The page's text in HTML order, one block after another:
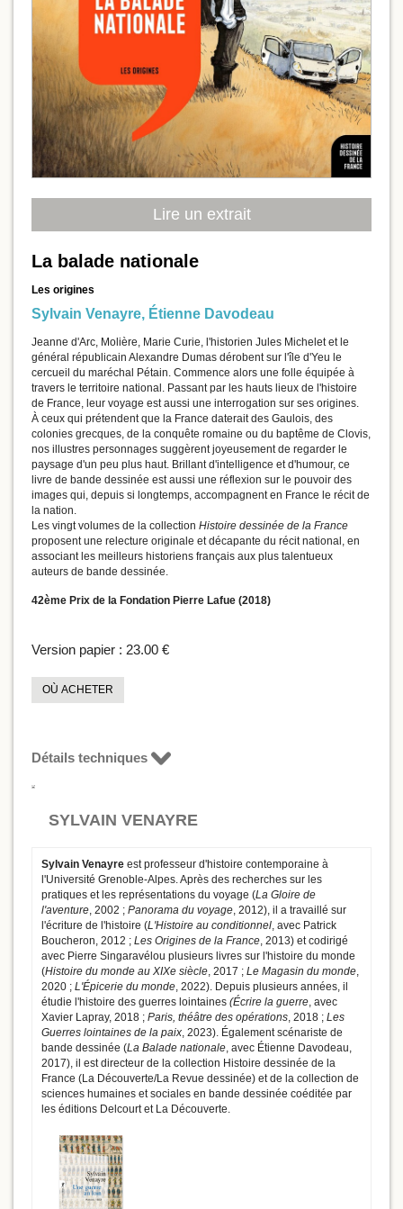
Lire un extrait
La balade nationale
Les origines
Sylvain Venayre, Étienne Davodeau
Jeanne d'Arc, Molière, Marie Curie, l'historien Jules Michelet et le
général républicain Alexandre Dumas dérobent sur l'île d'Yeu le
cercueil du maréchal Pétain. Commence alors une folle équipée à
travers le territoire national. Passant par les hauts lieux de l'histoire
de France, leur voyage est aussi une interrogation sur ses origines.
À ceux qui prétendent que la France daterait des Gaulois, des
colonies grecques, de la conquête romaine ou du baptême de Clovis,
nos illustres personnages suggèrent joyeusement de regarder le
paysage d'un peu plus haut. Brillant d'intelligence et d'humour, ce
livre de bande dessinée est aussi une réflexion sur le pouvoir des
images qui, depuis si longtemps, accompagnent en France le récit de
la nation.
Les vingt volumes de la collection Histoire dessinée de la France
proposent une relecture originale et décapante du récit national, en
associant les meilleurs historiens français aux plus talentueux
auteurs de bande dessinée.
42ème Prix de la Fondation Pierre Lafue (2018)
Version papier : 23.00 €
OÙ ACHETER
Détails techniques
SYLVAIN VENAYRE
Sylvain Venayre est professeur d'histoire contemporaine à
l'Université Grenoble-Alpes. Après des recherches sur les
pratiques et les représentations du voyage (La Gloire de
l'aventure , 2002 ; Panorama du voyage , 2012), il a travaillé sur
l'écriture de l'histoire (L'Histoire au conditionnel , avec Patrick
Boucheron, 2012 ; Les Origines de la France , 2013) et codirigé
avec Pierre Singaravélou plusieurs livres sur l'histoire du monde
(Histoire du monde au XIXe siècle , 2017 ; Le Magasin du monde
2020 ; L'Épicerie du monde , 2022). Depuis plusieurs années, il
étudie l'histoire des guerres lointaines (Écrire la guerre , avec
Xavier Lapray, 2018 ; Paris, théâtre des opérations , 2018 ; Les
Guerres lointaines de la paix , 2023). Également scénariste de
bande dessinée (La Balade nationale , avec Étienne Davodeau,
2017), il est directeur de la collection Histoire dessinée de la
France (La Découverte/La Revue dessinée) et de la collection de
sciences humaines et sociales en bande dessinée coéditée par
les éditions Delcourt et La Découverte.